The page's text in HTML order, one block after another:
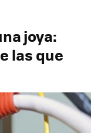
joya:
las que